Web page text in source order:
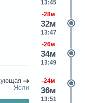
Ясли
13:45
-28м
32м
13:47
-26м
34м
13:49
-24м
36м
13:51